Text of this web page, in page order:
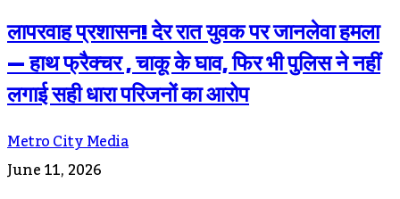
लापरवाह प्रशासन! देर रात युवक पर जानलेवा हमला
— हाथ फ्रैक्चर , चाकू के घाव, फिर भी पुलिस ने नहीं
लगाई सही धारा परिजनों का आरोप
Metro City Media
June 11, 2026